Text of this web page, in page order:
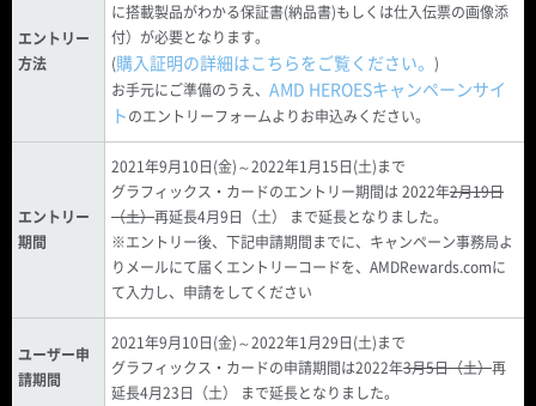
エントリー
方法
に搭載製品がわかる保証書(納品書)もしくは仕入伝票の画像添
付）が必要となります。
(購入証明の詳細はこちらをご覧ください。 )
お手元にご準備のうえ、 AMD HEROESキャンペーンサイ
トのエントリーフォームよりお申込みください。
エントリー
期間
2021年9月10日(金)～2022年1月15日(土)まで
グラフィックス・カードのエントリー期間は 2022年2月19日
（土）再延長4月9日（土） まで延長となりました。
※エントリー後、下記申請期間までに、キャンペーン事務局よ
りメールにて届くエントリーコードを、AMDRewards.comに
て入力し、申請をしてください
ユーザー申
請期間
2021年9月10日(金)～2022年1月29日(土)まで
グラフィックス・カードの申請期間は2022年3月5日（土）再
延長4月23日（土） まで延長となりました。